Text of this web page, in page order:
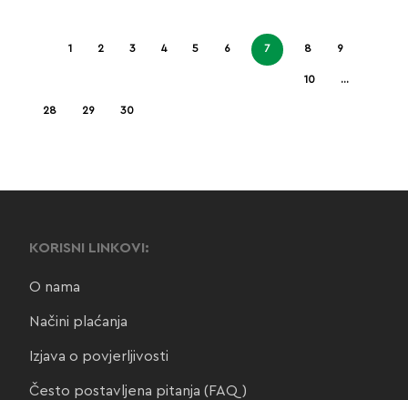
1 2 3 4 5 6 7 8 9
10 …
28 29 30
KORISNI LINKOVI:
O nama
Načini plaćanja
Izjava o povjerljivosti
Često postavljena pitanja (FAQ)